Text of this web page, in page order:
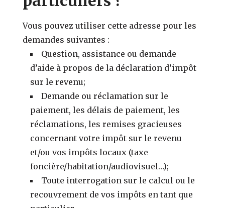
Vous pouvez utiliser cette adresse pour les
demandes suivantes :
Question, assistance ou demande
d’aide à propos de la déclaration d’impôt
sur le revenu;
Demande ou réclamation sur le
paiement, les délais de paiement, les
réclamations, les remises gracieuses
concernant votre impôt sur le revenu
et/ou vos impôts locaux (taxe
foncière/habitation/audiovisuel…);
Toute interrogation sur le calcul ou le
recouvrement de vos impôts en tant que